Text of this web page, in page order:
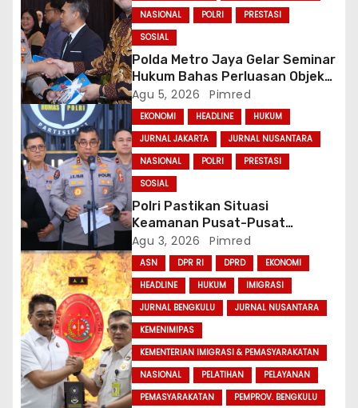
NASIONAL
POLRI
PRESTASI
SOSIAL
Polda Metro Jaya Gelar Seminar
Hukum Bahas Perluasan Objek
Praperadilan dalam KUHAP Baru
Agu 5, 2026 Pimred
EKONOMI HEADLINE
HUKUM
JURNAL JAKARTA
JURNAL NUSANTARA
NASIONAL
POLRI
PRESTASI
SOSIAL
Polri Pastikan Situasi
Keamanan Pusat-Pusat
Ekonomi Nasional Tetap
Kondusif
Agu 3, 2026 Pimred
ASN DPR RI DPRD
EKONOMI
HEADLINE
HUKUM
IMIGRASI
JURNAL BENGKULU
JURNAL NUSANTARA
KEMENIMIPAS
KEMENTERIAN IMIGRASI & PEMASYARAKATAN
NASIONAL
PELATIHAN
PELAYANAN
PEMASYARAKATAN
PEMPROV. BENGKULU